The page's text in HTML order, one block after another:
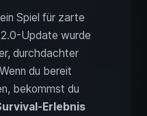
Spiel für zarte
Update wurde
durchdachter
du bereit
bekommst du
Erlebnis